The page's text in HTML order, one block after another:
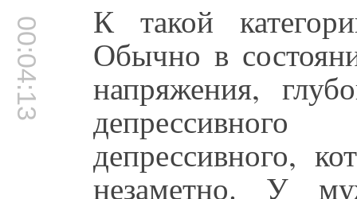
00:04:13 К такой
Обычно в
напряжения,
депрессивного
депрессивного,
незаметно. У